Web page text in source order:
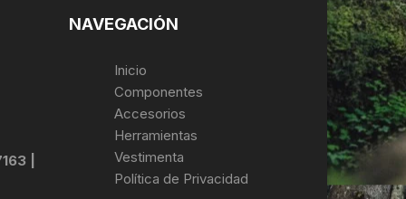
|
NAVEGACIÓN
Inicio
Componentes
Accesorios
Herramientas
Vestimenta
Política de Privacidad